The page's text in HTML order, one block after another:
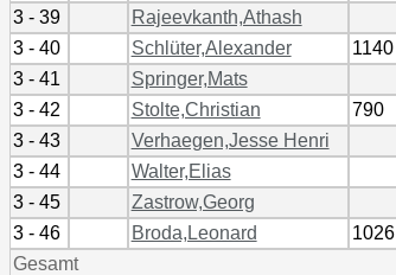
3 - 39
Rajeevkanth,Athash
3 - 40
Schlüter,Alexander 1140
3 - 41
Springer,Mats
3 - 42
Stolte,Christian 790
3 - 43
Verhaegen,Jesse Henri
3 - 44
Walter,Elias
3 - 45
Zastrow,Georg
3 - 46
Broda,Leonard
1026
Gesamt